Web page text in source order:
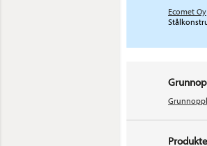
Ecomet Oy